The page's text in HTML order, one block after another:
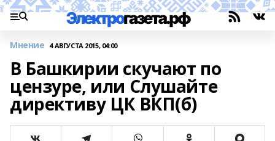
Мнение 4 АВГУСТА 2015, 04:00
В Башкирии скучают по
цензуре, или Слушайте
директиву ЦК ВКП(б)